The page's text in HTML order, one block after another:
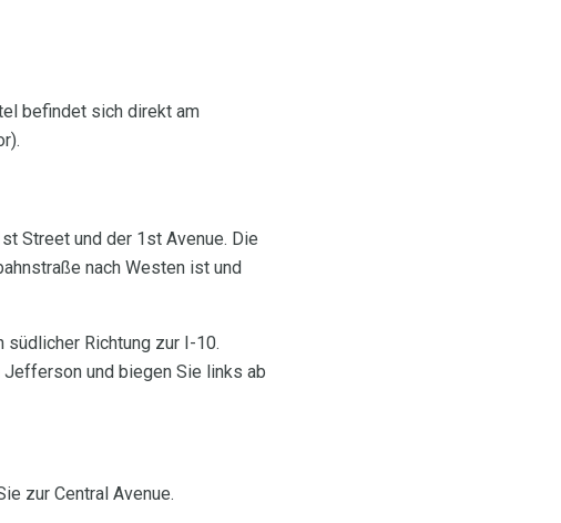
befindet sich direkt am
Street und der 1st Avenue. Die
nach Westen ist und
Richtung zur I-10.
Jefferson und biegen Sie links ab
zur Central Avenue.